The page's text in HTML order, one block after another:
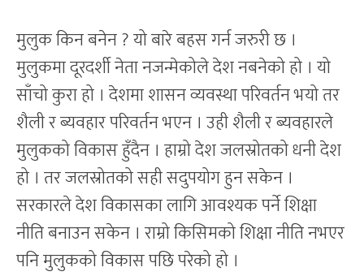
मुलुक किन बनेन ? यो बारे बहस गर्न जरुरी छ ।
मुलुकमा दूरदर्शी नेता नजन्मेकोले देश नबनेको हो । यो
साँचो कुरा हो । देशमा शासन व्यवस्था परिवर्तन भयो तर
शैली र ब्यवहार परिवर्तन भएन । उही शैली र ब्यवहारले
मुलुकको विकास हुँदैन । हाम्रो देश जलस्रोतको धनी देश
हो । तर जलस्रोतको सही सदुपयोग हुन सकेन ।
सरकारले देश विकासका लागि आवश्यक पर्ने शिक्षा
नीति बनाउन सकेन । राम्रो किसिमको शिक्षा नीति नभएर
पनि मुलुकको विकास पछि परेको हो ।